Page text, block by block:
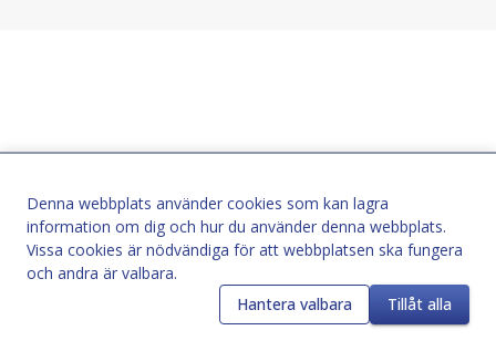
Denna webbplats använder cookies som kan lagra
information om dig och hur du använder denna webbplats.
Vissa cookies är nödvändiga för att webbplatsen ska fungera
och andra är valbara.
Hantera valbara
Tillåt alla